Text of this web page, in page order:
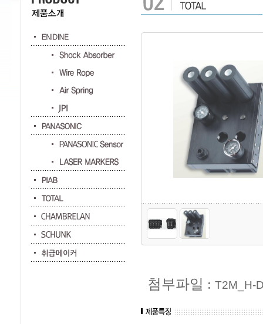
첨부파일 : T2M_H-